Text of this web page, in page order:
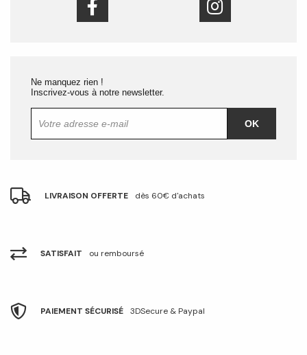
Ne manquez rien !
Inscrivez-vous à notre newsletter.
OK
LIVRAISON OFFERTE dès 60€ d'achats
SATISFAIT ou remboursé
PAIEMENT SÉCURISÉ 3DSecure & Paypal